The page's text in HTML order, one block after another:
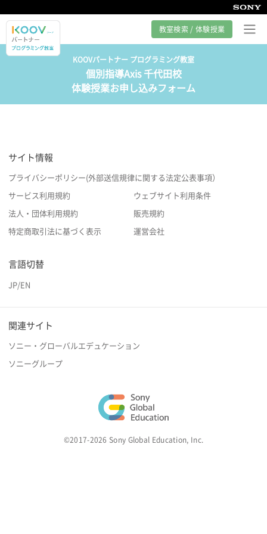
教室検索 / 体験授業
プログラミング教室とは
カリキュラム紹介
サポート
KOOVパートナー プログラミング教室
個別指導Axis 千代田校
体験授業お申し込みフォーム
サイト情報
プライバシーポリシー(外部送信規律に関する法定公表事項）
サービス利用規約 ウェブサイト利用条件
法人・団体利用規約 販売規約
特定商取引法に基づく表示 運営会社
言語切替
JP/EN
関連サイト
ソニー・グローバルエデュケーション
ソニーグループ
©2017-2026 Sony Global Education, Inc.